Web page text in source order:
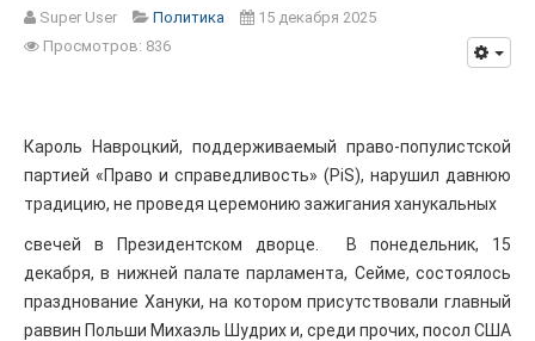
Super User Политика
15 декабря 2025
Просмотров: 836
Кароль Навроцкий, поддерживаемый право-популистской
партией «Право и справедливость» (PiS), нарушил давнюю
традицию, не проведя церемонию зажигания ханукальных
свечей в Президентском дворце. В понедельник, 15
декабря, в нижней палате парламента, Сейме, состоялось
празднование Хануки, на котором присутствовали главный
раввин Польши Михаэль Шудрих и, среди прочих, посол США